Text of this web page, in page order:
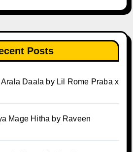
Posts
Daala by Lil Rome Praba x
Hitha by Raveen